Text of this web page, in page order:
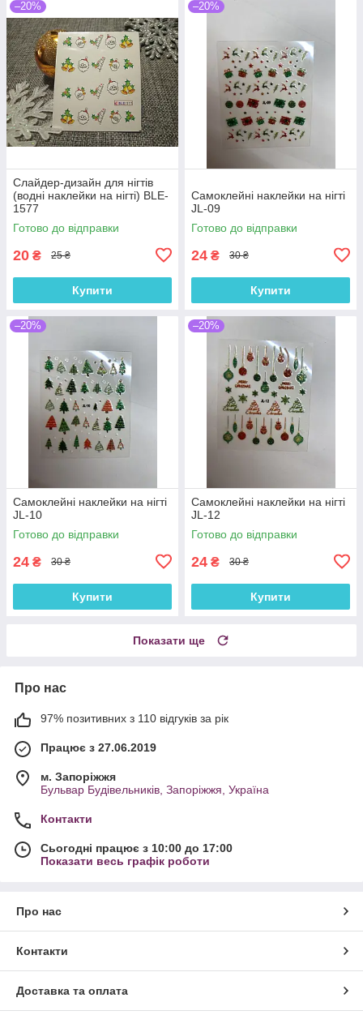
–20%
Слайдер-дизайн для нігтів
(водні наклейки на нігті) BLE-
1577
Готово до відправки
20 ₴ 25 ₴
Купити
–20%
Самоклейні наклейки на нігті
JL-09
Готово до відправки
24 ₴ 30 ₴
Купити
–20%
Самоклейні наклейки на нігті
JL-10
Готово до відправки
24 ₴ 30 ₴
Купити
–20%
Самоклейні наклейки на нігті
JL-12
Готово до відправки
24 ₴ 30 ₴
Купити
Показати ще
Про нас
97% позитивних з 110 відгуків за рік
Працює з 27.06.2019
м. Запоріжжя
Бульвар Будівельників, Запоріжжя, Україна
Контакти
Сьогодні працює з 10:00 до 17:00
Показати весь графік роботи
Про нас
Контакти
Доставка та оплата